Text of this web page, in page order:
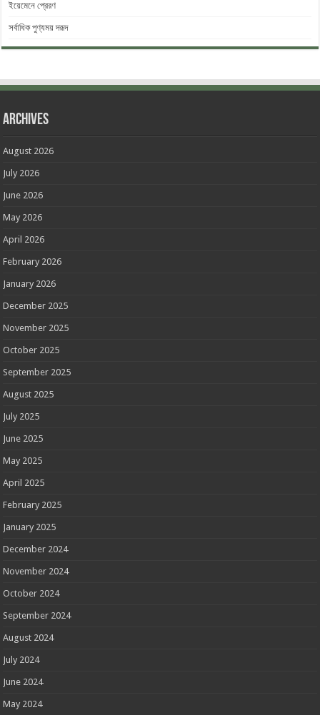
ইয়েমেনে প্রেরণ
সর্বাধিক পুণ্যময় দরূদ
Archives
August 2026
July 2026
June 2026
May 2026
April 2026
February 2026
January 2026
December 2025
November 2025
October 2025
September 2025
August 2025
July 2025
June 2025
May 2025
April 2025
February 2025
January 2025
December 2024
November 2024
October 2024
September 2024
August 2024
July 2024
June 2024
May 2024